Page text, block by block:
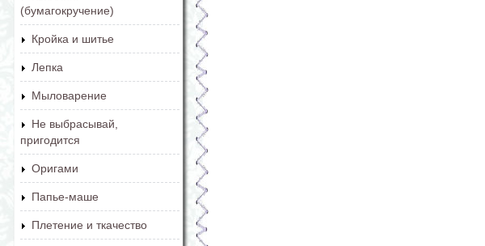
(бумагокручение)
Кройка и шитье
Лепка
Мыловарение
Не выбрасывай,
пригодится
Оригами
Папье-маше
Плетение и ткачество